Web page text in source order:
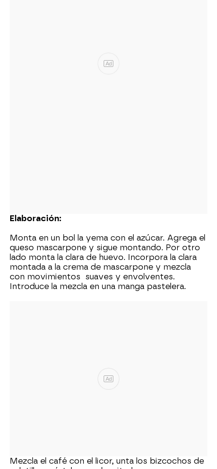
Ad
Elaboración:
Monta en un bol la yema con el azúcar. Agrega el
queso mascarpone y sigue montando. Por otro
lado monta la clara de huevo. Incorpora la clara
montada a la crema de mascarpone y mezcla
con movimientos suaves y envolventes.
Introduce la mezcla en una manga pastelera.
Ad
Mezcla el café con el licor, unta los bizcochos de